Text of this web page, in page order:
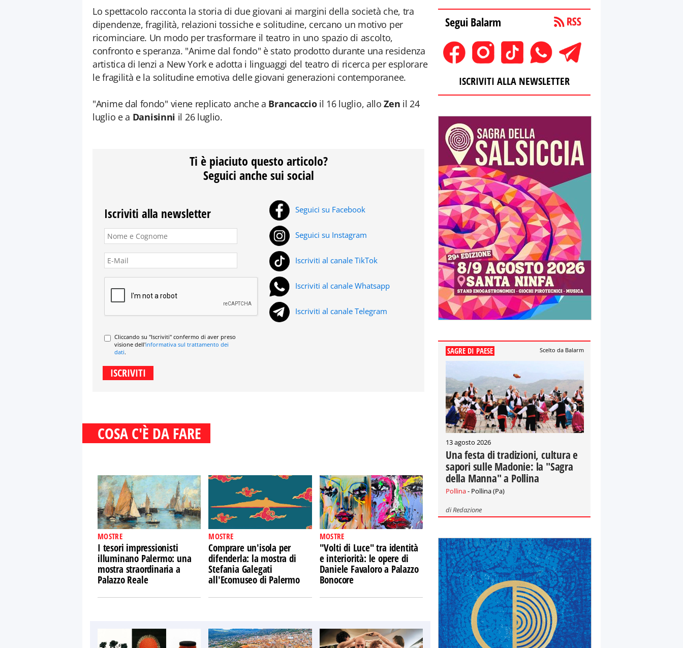
Lo spettacolo racconta la storia di due giovani ai margini della società che, tra
dipendenze, fragilità, relazioni tossiche e solitudine, cercano un motivo per
ricominciare. Un modo per trasformare il teatro in uno spazio di ascolto,
confronto e speranza. "Anime dal fondo" è stato prodotto durante una residenza
artistica di Ienzi a New York e adotta i linguaggi del teatro di ricerca per esplorare
le fragilità e la solitudine emotiva delle giovani generazioni contemporanee.
"Anime dal fondo" viene replicato anche a Brancaccio il 16 luglio, alloZen il 24
luglio e a Danisinni il 26 luglio.
Ti è piaciuto questo articolo?
Seguici anche sui social
Iscriviti alla newsletter
Cliccando su "Iscriviti" confermo di aver preso
visione dell'informativa sul trattamento dei
dati.
Seguici su Facebook
Seguici su Instagram
Iscriviti al canale TikTok
Iscriviti al canale Whatsapp
Iscriviti al canale Telegram
COSA C'È DA FARE
MOSTRE
I tesori impressionisti
illuminano Palermo: una
mostra straordinaria a
Palazzo Reale
MOSTRE
Comprare un'isola per
difenderla: la mostra di
Stefania Galegati
all'Ecomuseo di Palermo
MOSTRE
"Volti di Luce" tra identità
e interiorità: le opere di
Daniele Favaloro a Palazzo
Bonocore
Segui Balarm
ISCRIVITI ALLA NEWSLETTER
SAGRE DI PAESE Scelto da Balarm
13 agosto 2026
Una festa di tradizioni, cultura e
sapori sulle Madonie: la "Sagra
della Manna" a Pollina
Pollina- Pollina (Pa)
diRedazione